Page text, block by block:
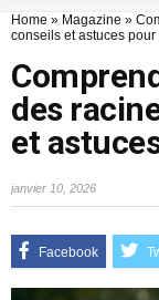
Home » Magazine »
conseils et astuces pour
des
et
janvier 10, 2026